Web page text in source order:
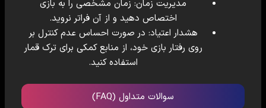
مدیریت زمان:زمان مشخصی را به بازی
اختصاص دهید و از آن فراتر نروید.
هشدار اعتیاد:در صورت احساس عدم کنترل بر
روی رفتار بازی خود، از منابع کمکی برای ترک قمار
استفاده کنید.
سوالات متداول (FAQ)